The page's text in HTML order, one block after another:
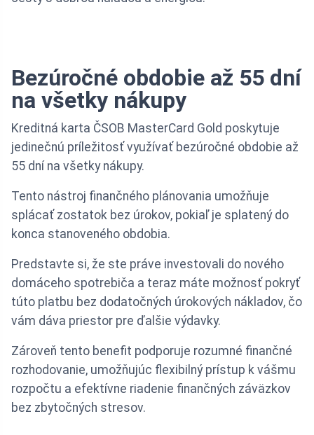
Bezúročné obdobie až 55 dní
na všetky nákupy
Kreditná karta ČSOB MasterCard Gold poskytuje
jedinečnú príležitosť využívať bezúročné obdobie až
55 dní na všetky nákupy.
Tento nástroj finančného plánovania umožňuje
splácať zostatok bez úrokov, pokiaľ je splatený do
konca stanoveného obdobia.
Predstavte si, že ste práve investovali do nového
domáceho spotrebiča a teraz máte možnosť pokryť
túto platbu bez dodatočných úrokových nákladov, čo
vám dáva priestor pre ďalšie výdavky.
Zároveň tento benefit podporuje rozumné finančné
rozhodovanie, umožňujúc flexibilný prístup k vášmu
rozpočtu a efektívne riadenie finančných záväzkov
bez zbytočných stresov.